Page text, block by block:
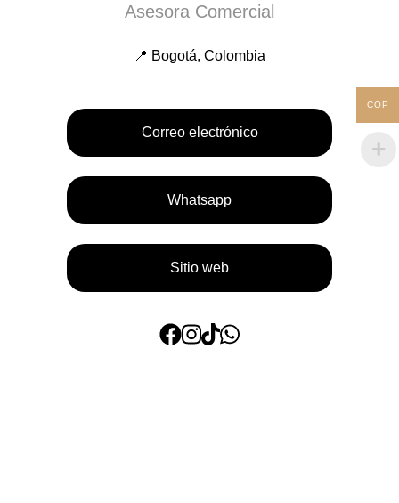
Asesora Comercial
📍 Bogotá, Colombia
Correo electrónico
Whatsapp
Sitio web
COP